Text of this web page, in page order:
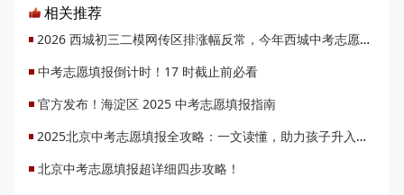
相关推荐
2026 西城初三二模网传区排涨幅反常，今年西城中考志愿填报会迎来大变局吗？
中考志愿填报倒计时！17 时截止前必看
官方发布！海淀区 2025 中考志愿填报指南
2025北京中考志愿填报全攻略：一文读懂，助力孩子升入理想高中
北京中考志愿填报超详细四步攻略！